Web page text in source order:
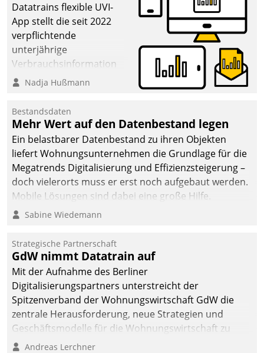
Datatrains flexible UVI-
App stellt die seit 2022
verpflichtende
unterjährige
Verbrauchsinformation
schnell, zuverlässig und
Die monatlichen
Mitteilungen zum
Heizungs- und
Wasserverbrauch gehen
automatisiert, vollständig
und auf Wunsch über
mehrere zuvor
Kommunikationswege bei
Nadja Hußmann
Bestandsdaten
Mehr Wert auf den Datenbestand legen
Ein belastbarer Datenbestand zu ihren Objekten
liefert Wohnungsunternehmen die Grundlage für die
Megatrends Digitalisierung und Effizienzsteigerung –
doch vielerorts muss er erst noch aufgebaut werden.
Mobile Lösungen sind dabei eine große Hilfe.
Sabine Wiedemann
Strategische Partnerschaft
GdW nimmt Datatrain auf
Mit der Aufnahme des Berliner
Digitalisierungspartners unterstreicht der
Spitzenverband der Wohnungswirtschaft GdW die
zentrale Herausforderung, neue Strategien und
Geschäftsmodelle für die Wohnungswirtschaft zu
entwickeln.
Andreas Lerchner